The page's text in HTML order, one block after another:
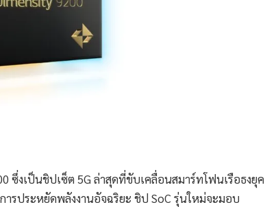
ซึ่งเป็นชิปเซ็ต 5G ล่าสุดที่ขับเคลื่อนสมาร์ทโฟนเรือธงยุค
รประหยัดพลังงานอัจฉริยะ ชิป SoC รุ่นใหม่จะมอบ